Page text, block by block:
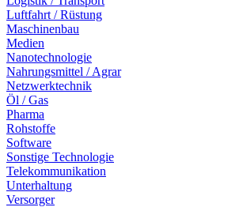
Luftfahrt / Rüstung
Maschinenbau
Medien
Nanotechnologie
Nahrungsmittel / Agrar
Netzwerktechnik
Öl / Gas
Pharma
Rohstoffe
Software
Sonstige Technologie
Telekommunikation
Unterhaltung
Versorger